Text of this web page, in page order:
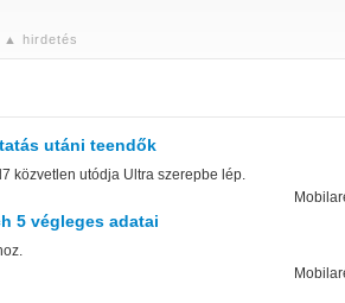
▲ hirdetés
utáni teendők
közvetlen utódja Ultra szerepbe lép.
5 végleges adatai